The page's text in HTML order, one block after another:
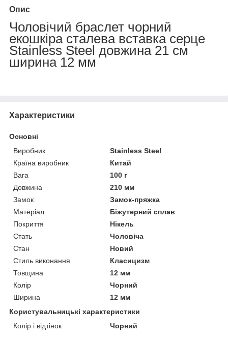
Опис
Чоловічий браслет чорний
екошкіра сталева вставка серце
Stainless Steel довжина 21 см
ширина 12 мм
Характеристики
Основні
Виробник
Stainless Steel
Країна виробник
Китай
Вага
100 г
Довжина
210 мм
Замок
Замок-пряжка
Матеріал
Біжутерний сплав
Покриття
Нікель
Стать
Чоловіча
Стан
Новий
Стиль виконання
Класицизм
Товщина
12 мм
Колір
Чорний
Ширина
12 мм
Користувальницькі характеристики
Колір і відтінок
Чорний